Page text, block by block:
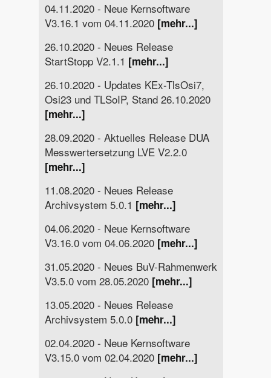
04.11.2020 - Neue Kernsoftware
V3.16.1 vom 04.11.2020 [mehr...]
26.10.2020 - Neues Release
StartStopp V2.1.1 [mehr...]
26.10.2020 - Updates KEx-TlsOsi7,
Osi23 und TLSoIP, Stand 26.10.2020
[mehr...]
28.09.2020 - Aktuelles Release DUA
Messwertersetzung LVE V2.2.0
[mehr...]
11.08.2020 - Neues Release
Archivsystem 5.0.1 [mehr...]
04.06.2020 - Neue Kernsoftware
V3.16.0 vom 04.06.2020 [mehr...]
31.05.2020 - Neues BuV-Rahmenwerk
V3.5.0 vom 28.05.2020 [mehr...]
13.05.2020 - Neues Release
Archivsystem 5.0.0 [mehr...]
02.04.2020 - Neue Kernsoftware
V3.15.0 vom 02.04.2020 [mehr...]